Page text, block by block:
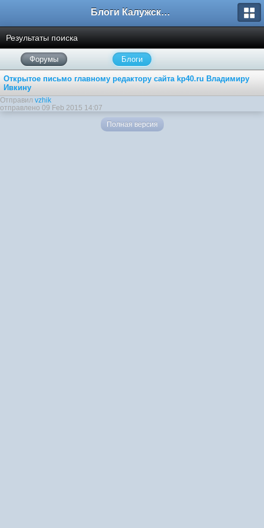
Блоги Калужского перекрестка
Результаты поиска
Форумы Блоги
Открытое письмо главному редактору сайта kp40.ru Владимиру
Ивкину
Отправил vzhik
отправлено 09 Feb 2015 14:07
Полная версия